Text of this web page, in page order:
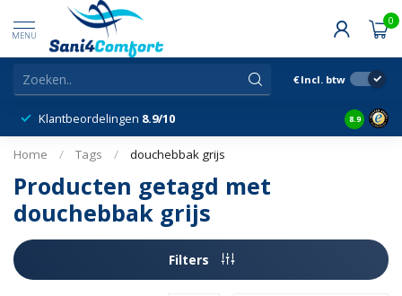
MENU
0
€ Incl. btw
Klantbeordelingen 8.9/10 8.9
Home / Tags / douchebbak grijs
Producten getagd met
douchebbak grijs
Filters